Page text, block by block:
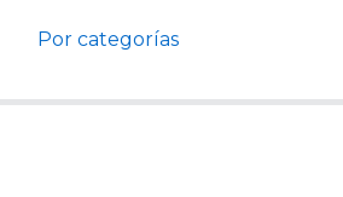
Por categorías